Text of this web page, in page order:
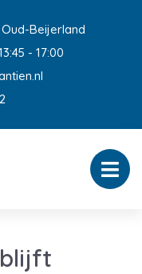
Oud-Beijerland
- 17:00